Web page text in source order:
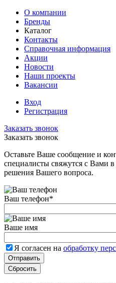
О компании
Бренды
Каталог
Контакты
Справочная информация
Акции
Новости
Наши проекты
Вакансии
Вход
Регистрация
Заказать звонок
Заказать звонок
Оставьте Ваше сообщение и
специалисты свяжутся с Вами
решения Вашего вопроса.
Ваш телефон*
Ваше имя
Я согласен на обработку